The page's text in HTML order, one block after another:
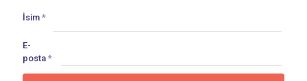
İsim *
E-
posta *